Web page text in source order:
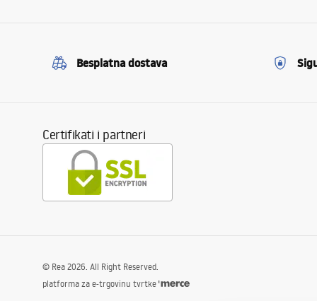
Besplatna dostava
Certifikati i partneri
© Rea 2026. All Right Reserved.
platforma za e-trgovinu tvrtke